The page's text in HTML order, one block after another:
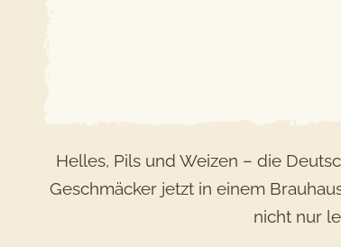
Helles, Pils und Weizen – die
Geschmäcker jetzt in einem
nicht nur